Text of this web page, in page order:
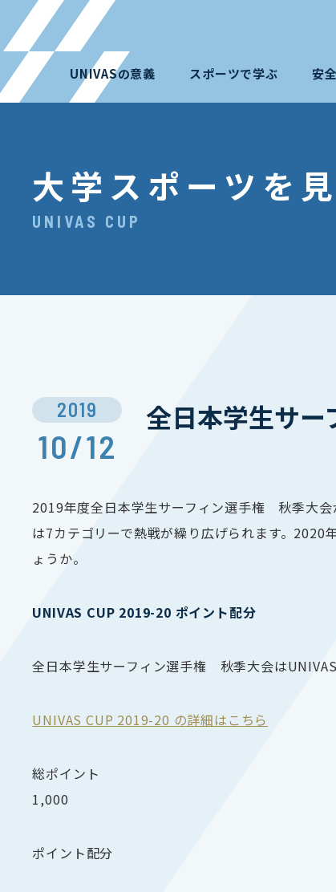
UNIVASの意義 スポーツで学ぶ 安
大学スポーツを
UNIVAS CUP
2019
10/12
全日本学生サー
2019年度全日本学生サーフィン選手権 秋季大会
は7カテゴリーで熱戦が繰り広げられます。 2020
ょうか。
UNIVAS CUP 2019-20 ポイント配分
全日本学生サーフィン選手権 秋季大会は
UNIVAS CUP 2019-20 の詳細はこちら
総ポイント
1,000
ポイント配分